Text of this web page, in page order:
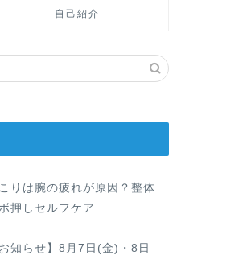
自己紹介
りは腕の疲れが原因？整体
押しセルフケア
知らせ】8月7日(金)・8日